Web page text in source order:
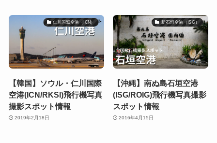
仁川国際空港（ICN）
【韓国】ソウル・仁川国際
空港(ICN/RKSI)飛行機写真
撮影スポット情報
2019年2月18日
新石垣空港（ISG）
【沖縄】南ぬ島石垣空港
(ISG/ROIG)飛行機写真撮影
スポット情報
2016年4月15日